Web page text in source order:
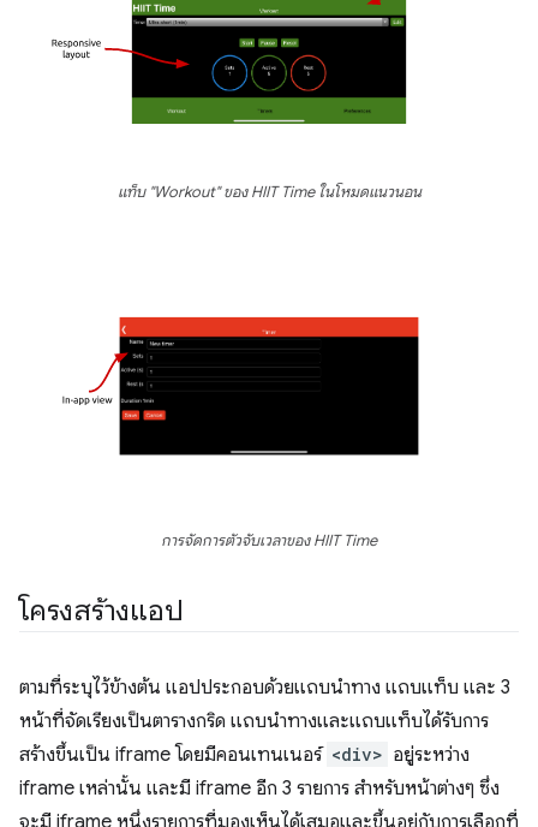
แท็บ "Workout" ของ HIIT Time ในโหมดแนวนอน
การจัดการตัวจับเวลาของ HIIT Time
โครงสร้างแอป
ตามที่ระบุไว้ข้างต้น แอปประกอบด้วยแถบนำทาง แถบแท็บ และ 3
หน้าที่จัดเรียงเป็นตารางกริด แถบนำทางและแถบแท็บได้รับการ
สร้างขึ้นเป็น iframe โดยมีคอนเทนเนอร์ <div> อยู่ระหว่าง
iframe เหล่านั้น และมี iframe อีก 3 รายการ สำหรับหน้าต่างๆ ซึ่ง
จะมี iframe หนึ่งรายการที่มองเห็นได้เสมอและขึ้นอยู่กับการเลือกที่